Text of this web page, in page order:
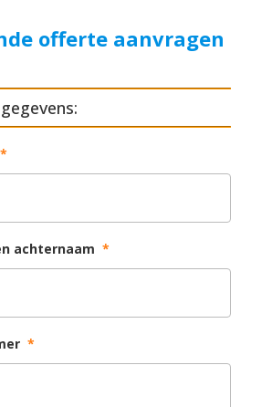
offerte aanvragen
*
achternaam *
*